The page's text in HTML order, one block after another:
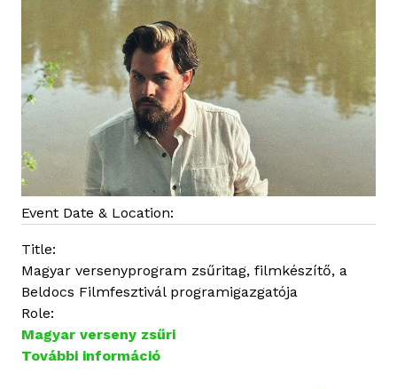
o
l
a
t
o
s
a
n
Event Date & Location:
Title:
Magyar versenyprogram zsűritag, filmkészítő, a
Beldocs Filmfesztivál programigazgatója
Role:
Magyar verseny zsűri
További információ